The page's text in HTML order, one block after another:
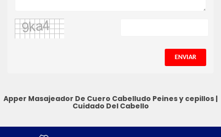
ENVIAR
Apper Masajeador De Cuero Cabelludo Peines y cepillos |
Cuidado Del Cabello